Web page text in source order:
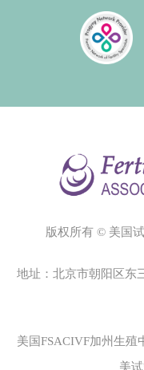
版权所有 © 美国
地址：北京市朝阳区东
美国FSACIVF加州生殖
美